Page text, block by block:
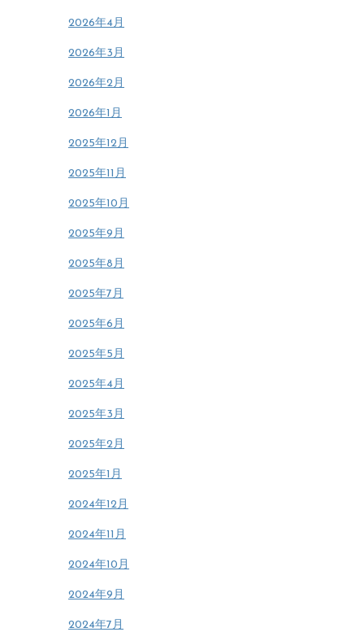
2026年4月
2026年3月
2026年2月
2026年1月
2025年12月
2025年11月
2025年10月
2025年9月
2025年8月
2025年7月
2025年6月
2025年5月
2025年4月
2025年3月
2025年2月
2025年1月
2024年12月
2024年11月
2024年10月
2024年9月
2024年7月